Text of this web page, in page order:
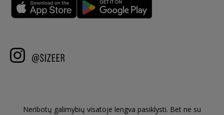
Neribotų galimybių visatoje lengva pasiklysti. Bet ne su